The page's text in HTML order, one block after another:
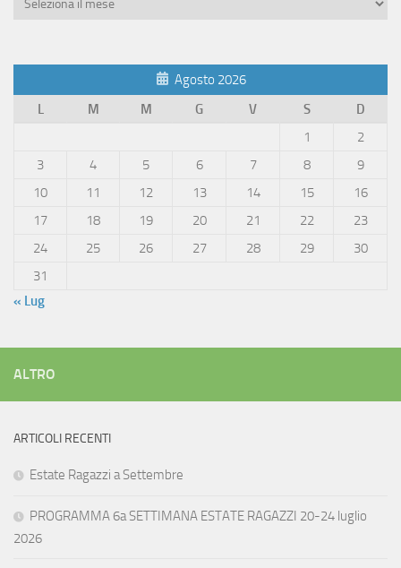
Agosto 2026
L
M M G V S
D
1
2
3
4 5 6 7 8
9
10
11 12 13 14 15
16
17
18 19 20 21 22
23
24
25 26 27 28 29
30
31
« Lug
ALTRO
ARTICOLI RECENTI
Estate Ragazzi a Settembre
PROGRAMMA 6a SETTIMANA ESTATE RAGAZZI 20-24 luglio
2026